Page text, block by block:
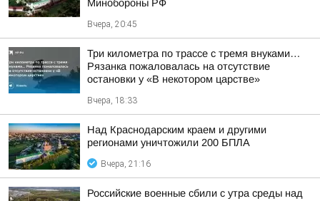
Минобороны РФ
Вчера, 20:45
Три километра по трассе с тремя внуками…
Рязанка пожаловалась на отсутствие
остановки у «В некотором царстве»
Вчера, 18:33
Над Краснодарским краем и другими
регионами уничтожили 200 БПЛА
Вчера, 21:16
Российские военные сбили с утра среды над